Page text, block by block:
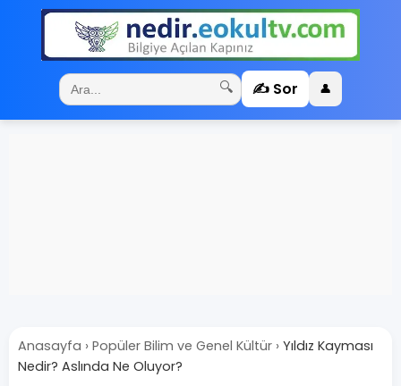
🔍 ✍️ Sor 👤
Anasayfa › Popüler Bilim ve Genel Kültür › Yıldız Kayması
Nedir? Aslında Ne Oluyor?